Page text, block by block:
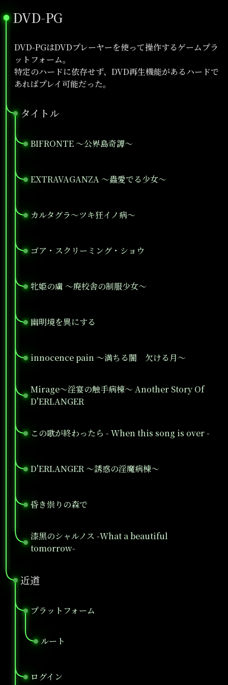
DVD-PG
●
DVD-PGはDVDプレーヤーを使って操作するゲームプラ
ットフォーム。
特定のハードに依存せず、DVD再生機能があるハードで
あればプレイ可能だった。
タイトル
●
BIFRONTE ～公界島奇譚～
●
EXTRAVAGANZA ～蟲愛でる少女～
●
カルタグラ～ツキ狂イノ病～
●
ゴア・スクリーミング・ショウ
●
牝姫の虜 ～廃校舎の制服少女～
●
幽明境を異にする
●
innocence pain ～満ちる闇 欠ける月～
●
Mirage～淫宴の触手病棟～ Another Story Of
D'ERLANGER
●
この歌が終わったら - When this song is over -
●
D'ERLANGER ～誘惑の淫魔病棟～
●
昏き祟りの森で
●
漆黒のシャルノス -What a beautiful
tomorrow-
●
近道
●
プラットフォーム
●
ルート
●
ログイン
●